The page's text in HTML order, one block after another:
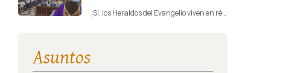
EVANGELIO ¡Sí, los Heraldos del Evangelio viven en régimen de esclavitud! Mientras cámaras y focos buscan «sombras» y «misterios» por detrás de portones cerrados, ignoran lo que está escrito a plena luz del sol, en el rostro, en el pecho y en el alma de cada persona consagrada a Jesucristo.
Asuntos